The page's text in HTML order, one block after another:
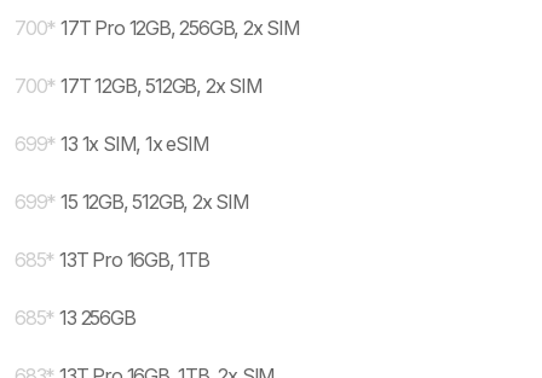
700* 17T Pro 12GB, 256GB, 2x SIM
700* 17T 12GB, 512GB, 2x SIM
699* 13 1x SIM, 1x eSIM
699* 15 12GB, 512GB, 2x SIM
685* 13T Pro 16GB, 1TB
685* 13 256GB